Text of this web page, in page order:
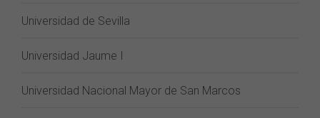
Universidad de Sevilla
Universidad Jaume I
Universidad Nacional Mayor de San Marcos